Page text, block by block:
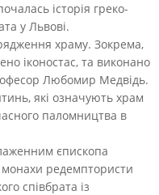
історія греко-
у Львові.
храму. Зокрема,
іконостас, та виконано
Любомир Медвідь.
які означують храм
паломництва в
єпископа
редемптористи
співбрата із